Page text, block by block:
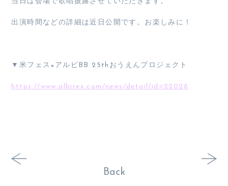
出演時間などの詳細は近日公開です。お楽しみに！
▼米フェス×アルビBB 25thおうえんプロジェクト
https://www.albirex.com/news/detail/id=22028
Back